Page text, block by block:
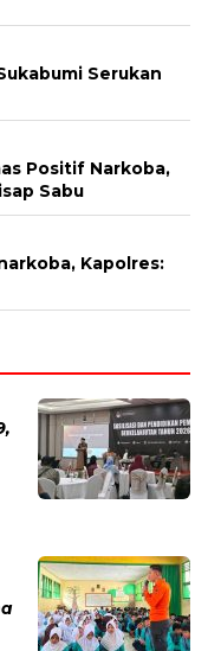
Serukan
Positif Narkoba,
Sabu
Kapolres: